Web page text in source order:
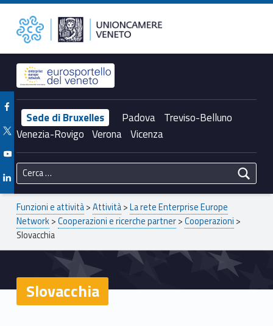
Slovacchia – Unioncamere del Veneto Unioncamere del Veneto
Header info sidebar
Sede di Bruxelles Padova Treviso-Belluno
Venezia-Rovigo Verona Vicenza
Facebook Unioncamere Veneto
Twitter Unioncamere Veneto
Youtube Unioncamere Veneto
Linkedin Unioncamere Veneto
Ricerca per:
Breadcrumbs navigation
Funzioni e attività>Attività>La rete Enterprise Europe
Network>Cooperazioni e ricerche partner>Cooperazioni >
Slovacchia
Slovacchia